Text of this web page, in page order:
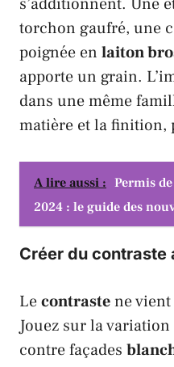
torchon gaufré, une
poignée en laiton
apporte un grain.
dans une même
matière et la finition,
A lire aussi : Permis
2024 : le guide des
Créer du contraste
Lecontrastene
Jouez sur la
contre façades